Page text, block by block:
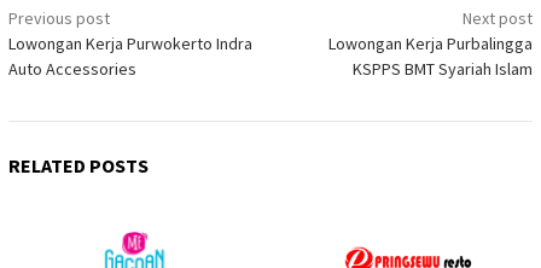
Post
navigation
Previous post
Lowongan Kerja Purwokerto Indra
Auto Accessories
Next post
Lowongan Kerja Purbalingga
KSPPS BMT Syariah Islam
RELATED POSTS